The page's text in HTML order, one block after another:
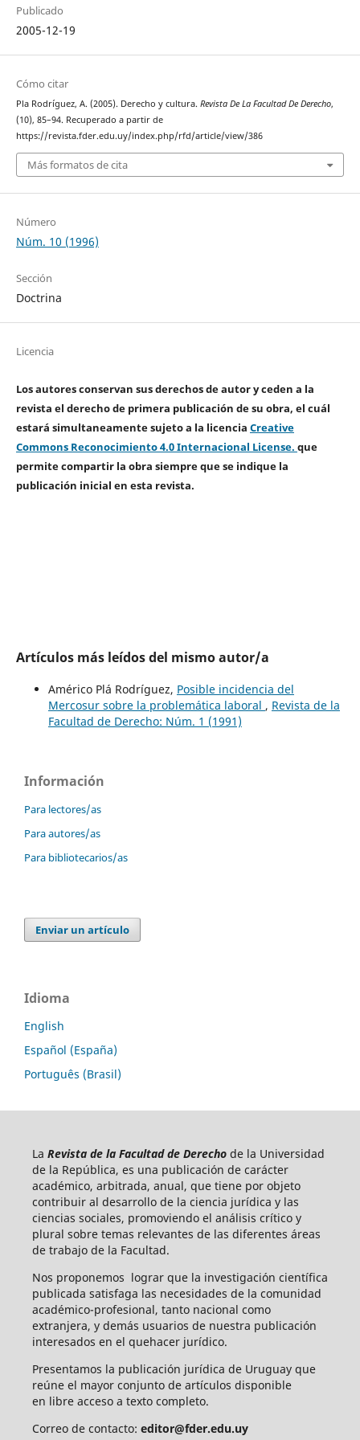
Publicado
2005-12-19
Cómo citar
Pla Rodríguez, A. (2005). Derecho y cultura. Revista De La Facultad De Derecho,
(10), 85–94. Recuperado a partir de
https://revista.fder.edu.uy/index.php/rfd/article/view/386
Más formatos de cita
Número
Núm. 10 (1996)
Sección
Doctrina
Licencia
Los autores conservan sus derechos de autor y ceden a la
revista el derecho de primera publicación de su obra, el cuál
estará simultaneamente sujeto a la licencia Creative
Commons Reconocimiento 4.0 Internacional License. que
permite compartir la obra siempre que se indique la
publicación inicial en esta revista.
Artículos más leídos del mismo autor/a
Américo Plá Rodríguez, Posible incidencia del
Mercosur sobre la problemática laboral , Revista de la
Facultad de Derecho: Núm. 1 (1991)
Información
Para lectores/as
Para autores/as
Para bibliotecarios/as
Enviar un artículo
Idioma
English
Español (España)
Português (Brasil)
La Revista de la Facultad de Derecho de la Universidad
de la República, es una publicación de carácter
académico, arbitrada, anual, que tiene por objeto
contribuir al desarrollo de la ciencia jurídica y las
ciencias sociales, promoviendo el análisis crítico y
plural sobre temas relevantes de las diferentes áreas
de trabajo de la Facultad.
Nos proponemos lograr que la investigación científica
publicada satisfaga las necesidades de la comunidad
académico-profesional, tanto nacional como
extranjera, y demás usuarios de nuestra publicación
interesados en el quehacer jurídico.
Presentamos la publicación jurídica de Uruguay que
reúne el mayor conjunto de artículos disponible
en libre acceso a texto completo.
Correo de contacto: editor@fder.edu.uy